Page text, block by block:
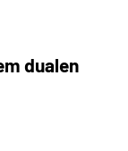
dualen